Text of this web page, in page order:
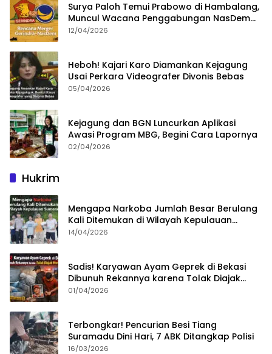
Surya Paloh Temui Prabowo di Hambalang,
Muncul Wacana Penggabungan NasDem
dan Gerindra
12/04/2026
Heboh! Kajari Karo Diamankan Kejagung
Usai Perkara Videografer Divonis Bebas
05/04/2026
Kejagung dan BGN Luncurkan Aplikasi
Awasi Program MBG, Begini Cara Lapornya
02/04/2026
Hukrim
Mengapa Narkoba Jumlah Besar Berulang
Kali Ditemukan di Wilayah Kepulauan
Sumenep?
14/04/2026
Sadis! Karyawan Ayam Geprek di Bekasi
Dibunuh Rekannya karena Tolak Diajak
Merampok Majikan
01/04/2026
Terbongkar! Pencurian Besi Tiang
Suramadu Dini Hari, 7 ABK Ditangkap Polisi
16/03/2026